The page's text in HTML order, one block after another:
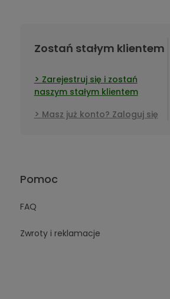
Zostań stałym klientem
Zarejestruj się i zostań
naszym stałym klientem
Masz już konto? Zaloguj się
Pomoc
FAQ
Zwroty i reklamacje